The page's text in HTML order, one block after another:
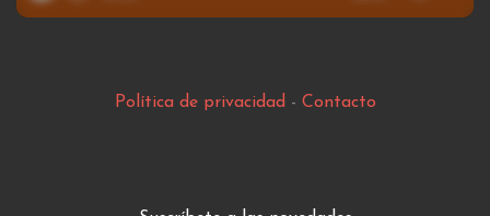
Política de privacidad - Contacto